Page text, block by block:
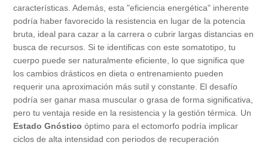
características. Además, esta "eficiencia energética" inherente
podría haber favorecido la resistencia en lugar de la potencia
bruta, ideal para cazar a la carrera o cubrir largas distancias en
busca de recursos. Si te identificas con este somatotipo, tu
cuerpo puede ser naturalmente eficiente, lo que significa que
los cambios drásticos en dieta o entrenamiento pueden
requerir una aproximación más sutil y constante. El desafío
podría ser ganar masa muscular o grasa de forma significativa,
pero tu ventaja reside en la resistencia y la gestión térmica. Un
Estado Gnóstico óptimo para el ectomorfo podría implicar
ciclos de alta intensidad con periodos de recuperación